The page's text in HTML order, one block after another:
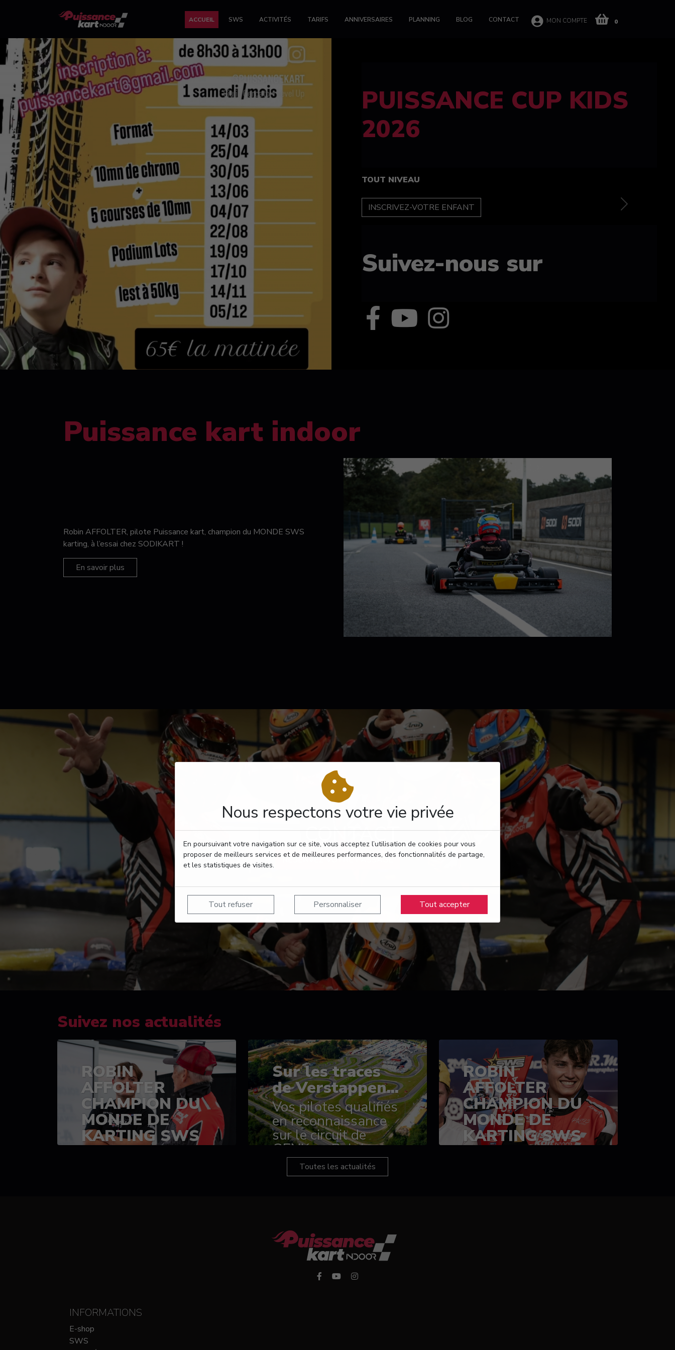
Nous respectons votre vie privée
En poursuivant votre navigation sur ce site, vous acceptez l’utilisation de cookies pour vous
proposer de meilleurs services et de meilleures performances, des fonctionnalités de partage,
et les statistiques de visites.
Tout refuser Personnaliser Tout accepter
ACCUEIL SWS ACTIVITÉS TARIFS ANNIVERSAIRES PLANNING BLOG CONTACT MON COMPTE 0
FELINE CUP 100%
féminine
TOUT NIVEAU
INSCRIPTION
Suivez-nous sur
Previous Next
Puissance kart indoor
Robin AFFOLTER, pilote Puissance kart, champion du MONDE SWS
karting, à l’essai chez SODIKART !
En savoir plus
CONTACT
RÉSERVEZ VOTRE PASSAGE
Suivez nos actualités
ROBIN
AFFOLTER
CHAMPION DU
MONDE DE
KARTING SWS
(SPRINT)
Sur les traces
de Verstappen...
Vos pilotes qualifiés
en reconnaissance
sur le circuit de
GENK en Belgique
ROBIN
AFFOLTER
CHAMPION DU
MONDE DE
KARTING SWS
Toutes les actualités
INFORMATIONS
E-shop
SWS